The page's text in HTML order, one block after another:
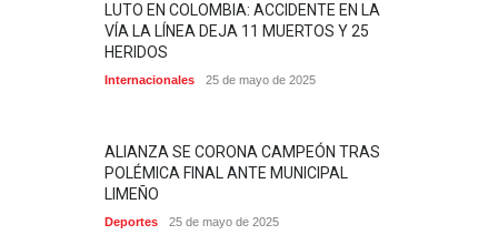
LUTO EN COLOMBIA: ACCIDENTE EN LA
VÍA LA LÍNEA DEJA 11 MUERTOS Y 25
HERIDOS
Internacionales 25 de mayo de 2025
ALIANZA SE CORONA CAMPEÓN TRAS
POLÉMICA FINAL ANTE MUNICIPAL
LIMEÑO
Deportes 25 de mayo de 2025